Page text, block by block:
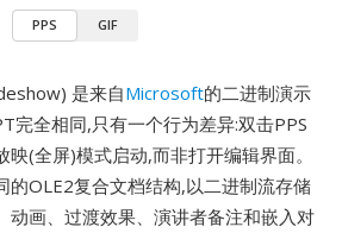
PPS GIF
是来自Microsoft的二进制演示
完全相同,只有一个行为差异:双击PPS
(全屏)模式启动,而非打开编辑界面。
的OLE2复合文档结构,以二进制流存储
动画、过渡效果、演讲者备注和嵌入对